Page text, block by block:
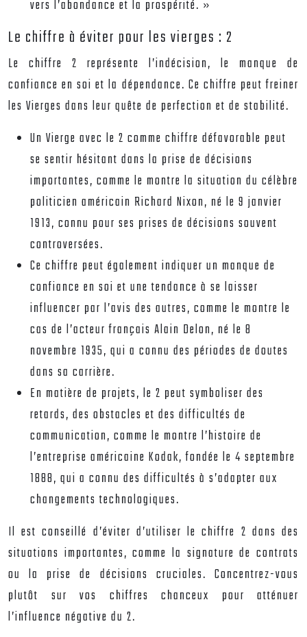
vers l’abondance et la prospérité. »
Le chiffre à éviter pour les vierges : 2
Le chiffre 2 représente l’indécision, le manque de
confiance en soi et la dépendance. Ce chiffre peut freiner
les Vierges dans leur quête de perfection et de stabilité.
Un Vierge avec le 2 comme chiffre défavorable peut
se sentir hésitant dans la prise de décisions
importantes, comme le montre la situation du célèbre
politicien américain Richard Nixon, né le 9 janvier
1913, connu pour ses prises de décisions souvent
controversées.
Ce chiffre peut également indiquer un manque de
confiance en soi et une tendance à se laisser
influencer par l’avis des autres, comme le montre le
cas de l’acteur français Alain Delon, né le 8
novembre 1935, qui a connu des périodes de doutes
dans sa carrière.
En matière de projets, le 2 peut symboliser des
retards, des obstacles et des difficultés de
communication, comme le montre l’histoire de
l’entreprise américaine Kodak, fondée le 4 septembre
1888, qui a connu des difficultés à s’adapter aux
changements technologiques.
Il est conseillé d’éviter d’utiliser le chiffre 2 dans des
situations importantes, comme la signature de contrats
ou la prise de décisions cruciales. Concentrez-vous
plutôt sur vos chiffres chanceux pour atténuer
l’influence négative du 2.